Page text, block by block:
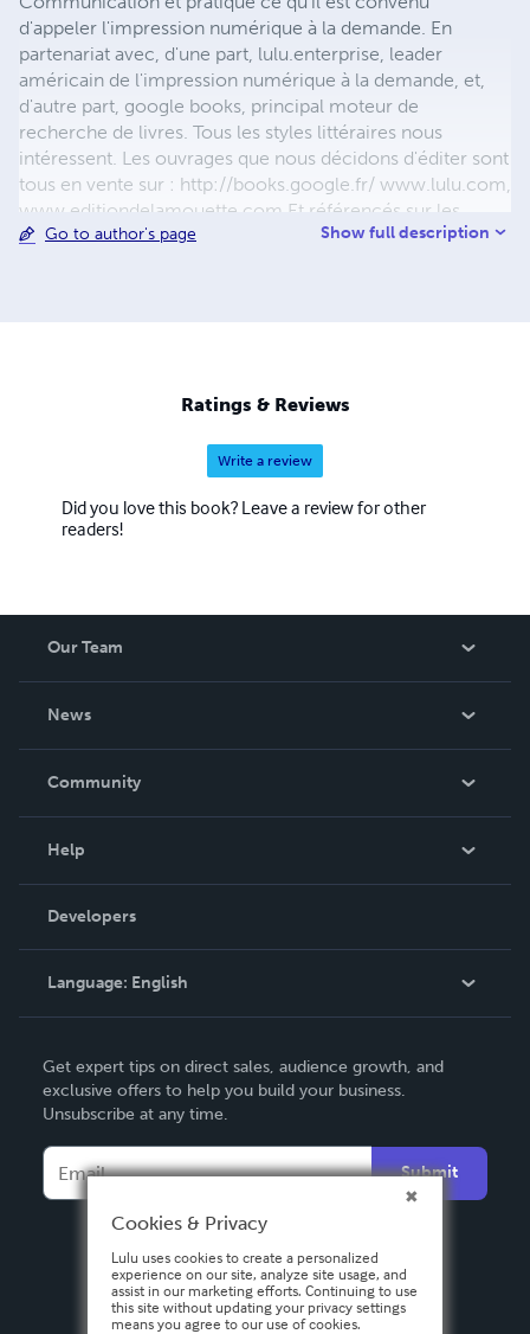
d'appeler l'impression numérique à la demande. En
partenariat avec, d'une part, lulu.enterprise, leader
américain de l'impression numérique à la demande, et,
d'autre part, google books, principal moteur de
recherche de livres. Tous les styles littéraires nous
intéressent. Les ouvrages que nous décidons d'éditer sont
tous en vente sur : http://books.google.fr/ www.lulu.com,
www.editiondelamouette.com Et référencés sur les
réseaux DILICOM, Chapitre.com, Place des Libraires,
Go to author's page Show full description
Ratings & Reviews
Write a review
Did you love this book? Leave a review for other
readers!
Our Team
News
In The News
Community
Podcast
Help
Order Lookup
Knowledge Base
Contact Support
Developers
Language: English
Deutsch
Français
Español
Get expert tips on direct sales, audience growth, and
exclusive offers to help you build your business.
Unsubscribe at any time.
Submit
Cookies & Privacy
Lulu uses cookies to create a personalized
experience on our site, analyze site usage, and
assist in our marketing efforts. Continuing to use
this site without updating your privacy settings
means you agree to our use of cookies.